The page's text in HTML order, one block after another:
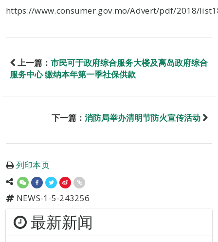
https://www.consumer.gov.mo/Advert/pdf/2018/
上一篇： 市民可于政府综合服务大楼及离岛政府综合
服务中心 缴纳本年第一季社保供款
下一篇： 消防局举办清明节防火宣传活动
列印本页
NEWS-1-5-243256
最新新闻